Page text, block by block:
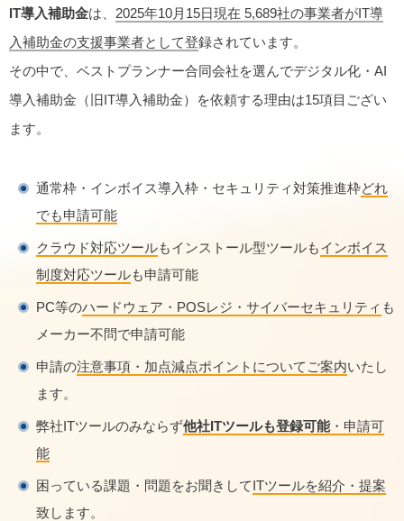
IT導入補助金は、 2025年10月15日現在 5,689社の事業者がIT導
入補助金の支援事業者として登録されています。
その中で、ベストプランナー合同会社を選んでデジタル化・AI
導入補助金（旧IT導入補助金）を依頼する理由は15項目ござい
ます。
通常枠・インボイス導入枠・セキュリティ対策推進枠どれ
でも申請可能
クラウド対応ツールもインストール型ツールもインボイス
制度対応ツールも申請可能
PC等のハードウェア・POSレジ・サイバーセキュリティ も
メーカー不問で申請可能
申請の注意事項・加点減点ポイントについてご案内いたし
ます。
弊社ITツールのみならず他社ITツールも登録可能・申請可
能
困っている課題・問題をお聞きしてITツールを紹介・提案
致します。